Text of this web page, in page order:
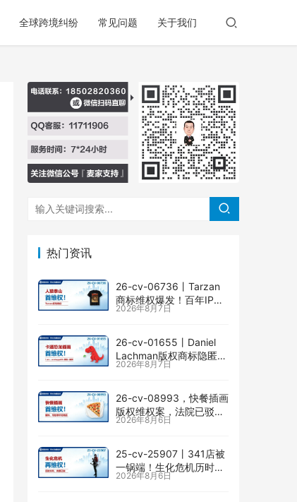
全球跨境纠纷 常见问题 关于我们
热门资讯
26-cv-06736㇑Tarzan
商标维权爆发！百年IP下
场TRO横扫多个类目
2026年8月7日
26-cv-01655㇑Daniel
Lachman版权商标隐匿维
权，I am… unstoppable
2026年8月7日
26-cv-08993，快餐插画
版权维权案，法院已驳回
批量合并，剩余商家不要
2026年8月6日
25-cv-25907㇑341店被
一锅端！生化危机历时半
年TRO传票已发，8月24
2026年8月6日